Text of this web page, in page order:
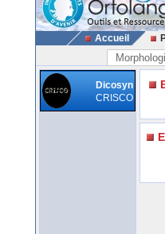
Accueil
Dicosyn
CRISCO